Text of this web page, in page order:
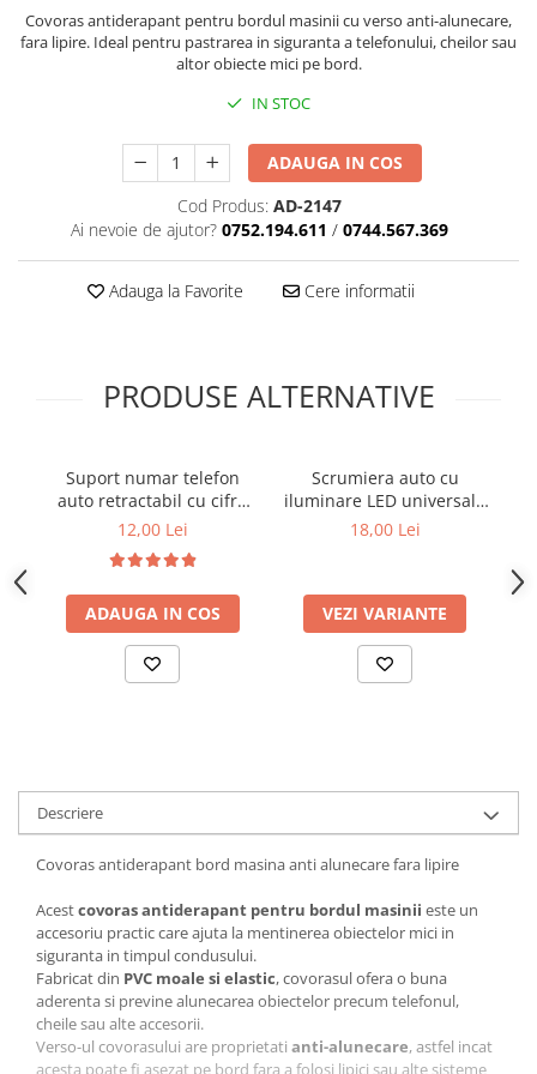
Folie Geamuri
Huse Volan Auto
Huse Volan din Piele Ecologica cu
Huse Volan Piele Naturala
Huse Volan Silicon
Nuca Volan
Odorizante Auto
Ornamente Pedale Auto
Ornamente Schimbator Viteza
Ornamente Toba Auto
Parasolare Auto
Plasa elastica & Organizator Auto
Prelate Auto
Scrumiere Auto
Suporti Pahar Auto
Suporti Telefon Auto
Covorase SUZUKI
Covorase TOYOTA
Tavite Portbagaj
Covoras antiderapant pentru bordul masinii cu verso anti-alunecare,
fara lipire. Ideal pentru pastrarea in siguranta a telefonului, cheilor sau
altor obiecte mici pe bord.
IN STOC
ADAUGA IN COS
Cod Produs: AD-2147
Ai nevoie de ajutor? 0752.194.611 / 0744.567.369
Adauga la Favorite Cere informatii
PRODUSE ALTERNATIVE
Suport numar telefon
auto retractabil cu cifre
magnetice pentru
12,00 Lei
ADAUGA IN COS
Scrumiera auto cu
iluminare LED universala
cu capac pentru masina
18,00 Lei
VEZI VARIANTE
Descriere
Covoras antiderapant bord masina anti alunecare fara lipire
Acestcovoras antiderapant pentru bordul masinii este un
accesoriu practic care ajuta la mentinerea obiectelor mici in
siguranta in timpul condusului.
Fabricat din PVC moale si elastic, covorasul ofera o buna
aderenta si previne alunecarea obiectelor precum telefonul,
cheile sau alte accesorii.
Verso-ul covorasului are proprietati anti-alunecare, astfel incat
acesta poate fi asezat pe bord fara a folosi lipici sau alte sisteme